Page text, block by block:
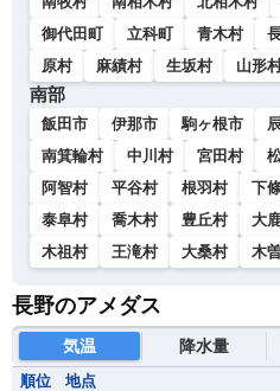
御代田町
立科町 青木村
原村
麻績村 生坂村 山形
南部
飯田市 伊那市 駒ヶ根市
南箕輪村
中川村 宮田村
阿智村
平谷村 根羽村 下
泰阜村
喬木村 豊丘村 大
木祖村
王滝村 大桑村 木
長野のアメダス
気温 降水量
順位 地点